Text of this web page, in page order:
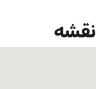
نقشه